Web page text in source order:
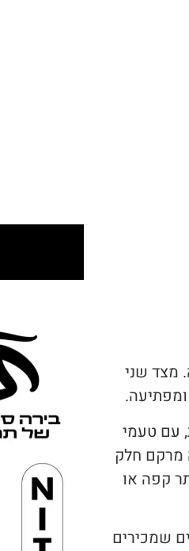
מצד שני
עם טעמי
מרקם חלק
קפה או
שמכירים